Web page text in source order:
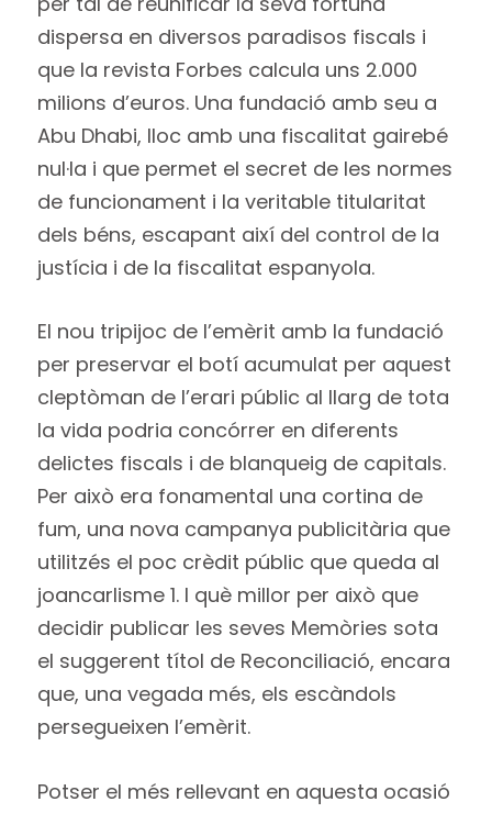
dispersa en diversos paradisos fiscals i
que la revista Forbes calcula uns 2.000
milions d’euros. Una fundació amb seu a
Abu Dhabi, lloc amb una fiscalitat gairebé
nul·la i que permet el secret de les normes
de funcionament i la veritable titularitat
dels béns, escapant així del control de la
justícia i de la fiscalitat espanyola.
El nou tripijoc de l’emèrit amb la fundació
per preservar el botí acumulat per aquest
cleptòman de l’erari públic al llarg de tota
la vida podria concórrer en diferents
delictes fiscals i de blanqueig de capitals.
Per això era fonamental una cortina de
fum, una nova campanya publicitària que
utilitzés el poc crèdit públic que queda al
joancarlisme 1. I què millor per això que
decidir publicar les seves Memòries sota
el suggerent títol de Reconciliació, encara
que, una vegada més, els escàndols
persegueixen l’emèrit.
Potser el més rellevant en aquesta ocasió